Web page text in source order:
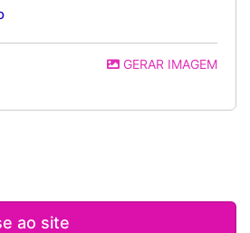
GERAR IMAGEM
ao site